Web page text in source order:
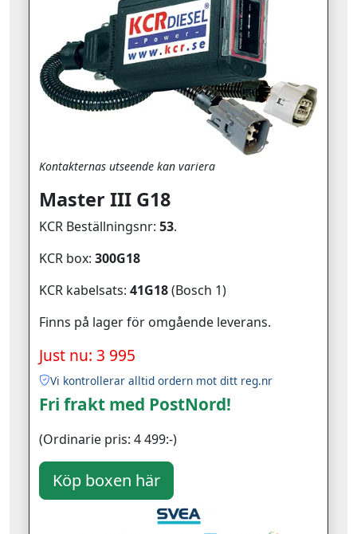
Kontakternas utseende kan variera
Master III G18
KCR Beställningsnr: 53.
KCR box: 300G18
KCR kabelsats: 41G18(Bosch 1)
Finns på lager för omgående leverans.
Just nu: 3 995
Vi kontrollerar alltid ordern mot ditt reg.nr
Fri frakt med PostNord!
(Ordinarie pris: 4 499:-)